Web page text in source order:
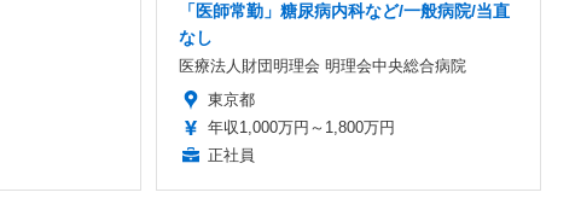
「医師常勤」糖尿病内科など/一般病院/当直
なし
医療法人財団明理会 明理会中央総合病院
東京都
年収1,000万円～1,800万円
正社員